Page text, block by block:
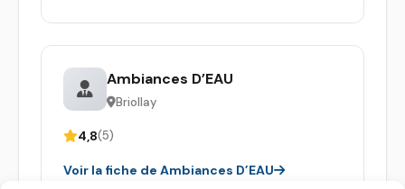
Ambiances D’EAU
Briollay
4,8(5)
Voir la fiche de Ambiances D’EAU